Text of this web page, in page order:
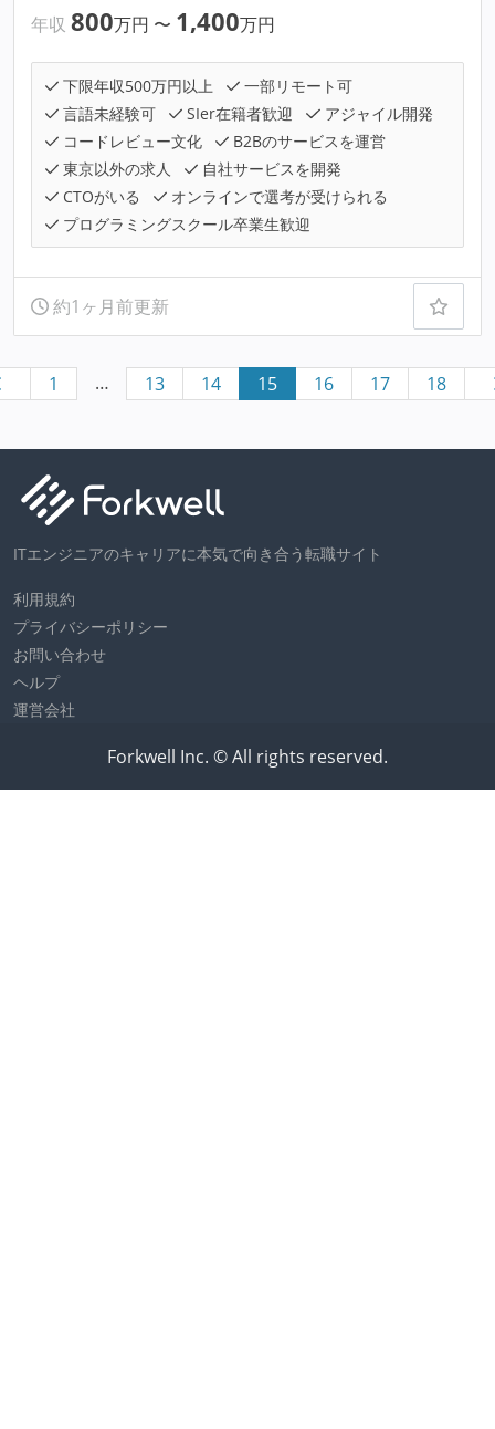
年収 800万円 〜 1,400万円
下限年収500万円以上
一部リモート可
言語未経験可
SIer在籍者歓迎
アジャイル開発
コードレビュー文化
B2Bのサービスを運営
東京以外の求人
自社サービスを開発
CTOがいる
オンラインで選考が受けられる
プログラミングスクール卒業生歓迎
約1ヶ月前更新
1 … 13 14 15 16 17 18
ITエンジニアのキャリアに本気で向き合う転職サイト
利用規約
プライバシーポリシー
お問い合わせ
ヘルプ
運営会社
Forkwell Inc. © All rights reserved.